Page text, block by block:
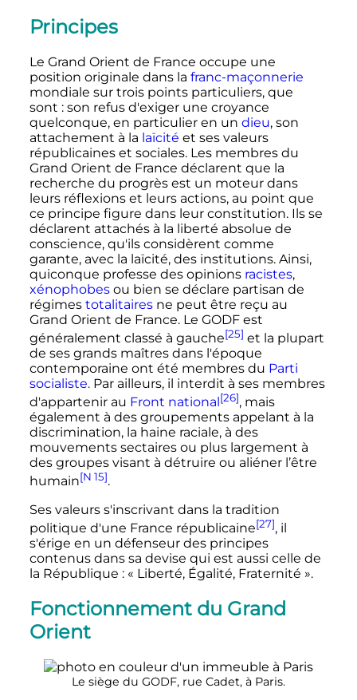
Principes
Le Grand Orient de France occupe une
position originale dans la franc-maçonnerie
mondiale sur trois points particuliers, que
sont : son refus d'exiger une croyance
quelconque, en particulier en un dieu, son
attachement à la laïcité et ses valeurs
républicaines et sociales. Les membres du
Grand Orient de France déclarent que la
recherche du progrès est un moteur dans
leurs réflexions et leurs actions, au point que
ce principe figure dans leur constitution. Ils se
déclarent attachés à la liberté absolue de
conscience, qu'ils considèrent comme
garante, avec la laïcité, des institutions. Ainsi,
quiconque professe des opinions racistes,
xénophobesou bien se déclare partisan de
régimes totalitairesne peut être reçu au
Grand Orient de France. Le GODF est
généralement classé à gauche[25] et la plupart
de ses grands maîtres dans l'époque
contemporaine ont été membres du Parti
socialiste.Par ailleurs, il interdit à ses membres
d'appartenir au Front national [26], mais
également à des groupements appelant à la
discrimination, la haine raciale, à des
mouvements sectaires ou plus largement à
des groupes visant à détruire ou aliéner l’être
humain[N 15].
Ses valeurs s'inscrivant dans la tradition
politique d'une France républicaine[27], il
s'érige en un défenseur des principes
contenus dans sa devise qui est aussi celle de
la République : « Liberté, Égalité, Fraternité ».
Fonctionnement du Grand
Orient
Le siège du GODF, rue Cadet, à Paris.